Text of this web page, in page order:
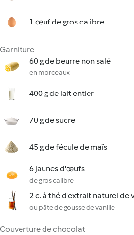
1 œuf de gros calibre
Garniture
60 g de beurre non salé
en morceaux
400 g de lait entier
70 g de sucre
45 g de fécule de maïs
6 jaunes d'œufs
de gros calibre
2 c. à thé d'extrait naturel de
ou pâte de gousse de vanille
Couverture de chocolat